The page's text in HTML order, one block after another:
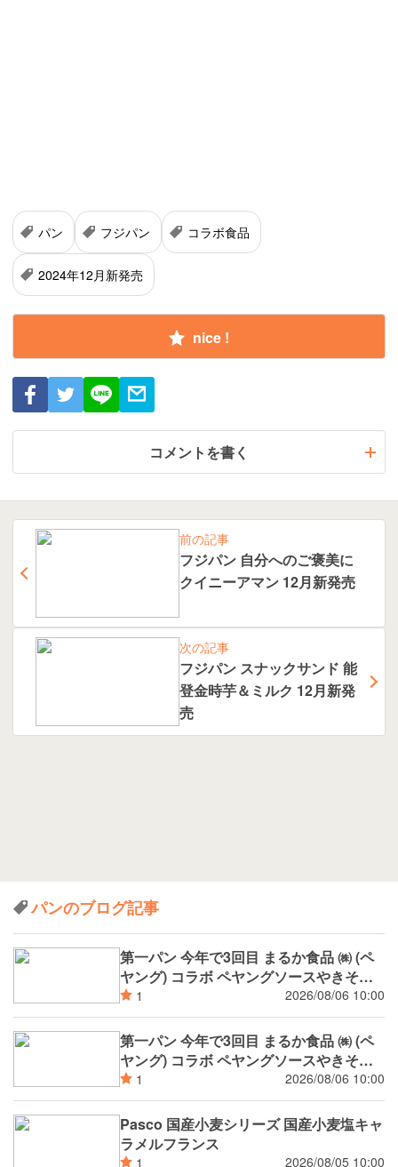
パン フジパン コラボ食品
2024年12月新発売
nice !
コメントを書く
前の記事
フジパン 自分へのご褒美に
クイニーアマン 12月新発売
次の記事
フジパン スナックサンド 能
登金時芋＆ミルク 12月新発
売
パンのブログ記事
第一パン 今年で3回目 まるか食品 ㈱ (ペ
ヤング) コラボ ペヤングソースやきそば
揚げパン
1 2026/08/06 10:00
第一パン 今年で3回目 まるか食品 ㈱ (ペ
ヤング) コラボ ペヤングソースやきそば
パン1 2026/08/06 10:00
Pasco 国産小麦シリーズ 国産小麦塩キャ
ラメルフランス
1 2026/08/05 10:00